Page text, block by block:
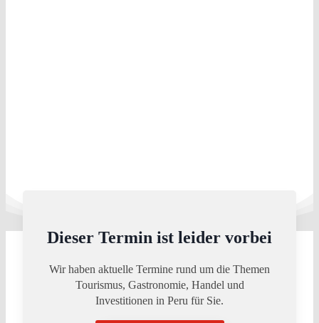
Dieser Termin ist leider vorbei
Wir haben aktuelle Termine rund um die Themen
Tourismus, Gastronomie, Handel und
Investitionen in Peru für Sie.